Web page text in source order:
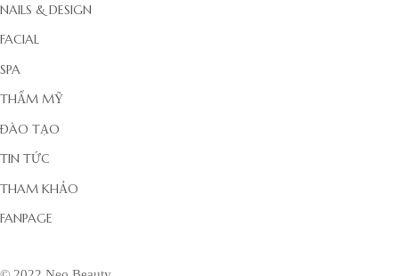
NAILS & DESIGN
FACIAL
SPA
THẨM MỸ
ĐÀO TẠO
TIN TỨC
THAM KHẢO
FANPAGE